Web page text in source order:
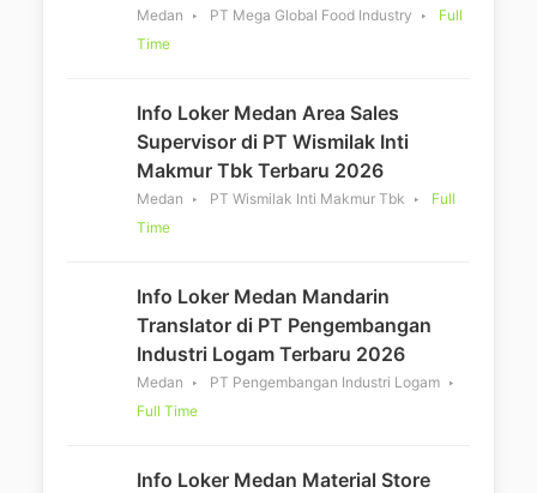
Medan PT Mega Global Food Industry
Full
Time
Info Loker Medan Area Sales
Supervisor di PT Wismilak Inti
Makmur Tbk Terbaru 2026
Medan PT Wismilak Inti Makmur Tbk
Full
Time
Info Loker Medan Mandarin
Translator di PT Pengembangan
Industri Logam Terbaru 2026
Medan
PT Pengembangan Industri Logam
Full Time
Info Loker Medan Material Store